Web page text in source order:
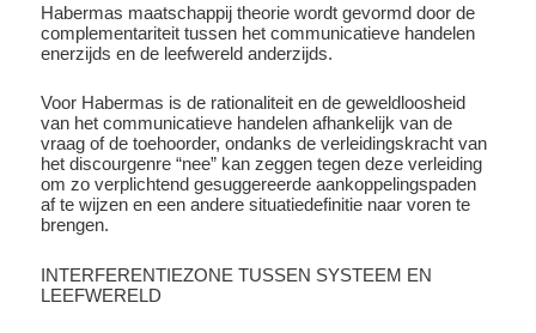
Habermas maatschappij theorie wordt gevormd door de
complementariteit tussen het communicatieve handelen
enerzijds en de leefwereld anderzijds.
Voor Habermas is de rationaliteit en de geweldloosheid
van het communicatieve handelen afhankelijk van de
vraag of de toehoorder, ondanks de verleidingskracht van
het discourgenre “nee” kan zeggen tegen deze verleiding
om zo verplichtend gesuggereerde aankoppelingspaden
af te wijzen en een andere situatiedefinitie naar voren te
brengen.
INTERFERENTIEZONE TUSSEN SYSTEEM EN
LEEFWERELD